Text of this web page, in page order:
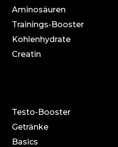
Aminosäuren
Trainings-Booster
Kohlenhydrate
Creatin
Testo-Booster
Getränke
Basics